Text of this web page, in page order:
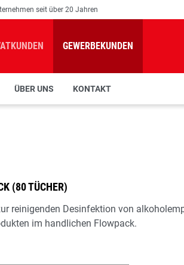
seit über 20 Jahren
GEWERBEKUNDEN
ÜBER UNS KONTAKT
(80 TÜCHER)
reinigenden Desinfektion von
im handlichen Flowpack.